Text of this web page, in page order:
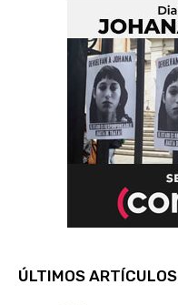
ÚLTIMOS ARTÍCULOS